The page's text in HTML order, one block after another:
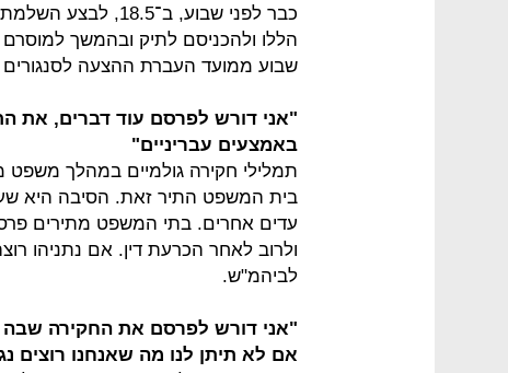
כבר לפני שבוע,
הללו ולהכניסם לתיק ובהמשך
שבוע ממועד העברת ההצעה
"אני דורש לפרסם עוד דברים, את
באמצעים עבריניים"
תמלילי חקירה גולמיים במהלך
בית המשפט התיר זאת. הסיבה היא
עדים אחרים. בתי המשפט מתירים
ולרוב לאחר הכרעת דין. אם נתניהו
לביהמ"ש.
"אני דורש לפרסם את החקירה שבה
אם לא תיתן לנו מה שאנחנו רוצים